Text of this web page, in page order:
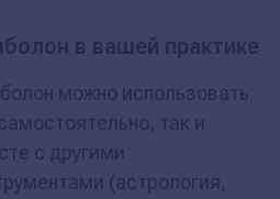
в вашей практике
можно использовать
так и
с другими
(астрология,